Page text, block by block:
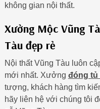
không gian nội thất.
Xưởng Mộc Vũng
Tàu đẹp rẻ
Nội thất Vũng Tàu luôn
mới nhất. Xưởng đóng tủ
tượng, khách hàng tìm
hãy liên hệ với chúng tôi